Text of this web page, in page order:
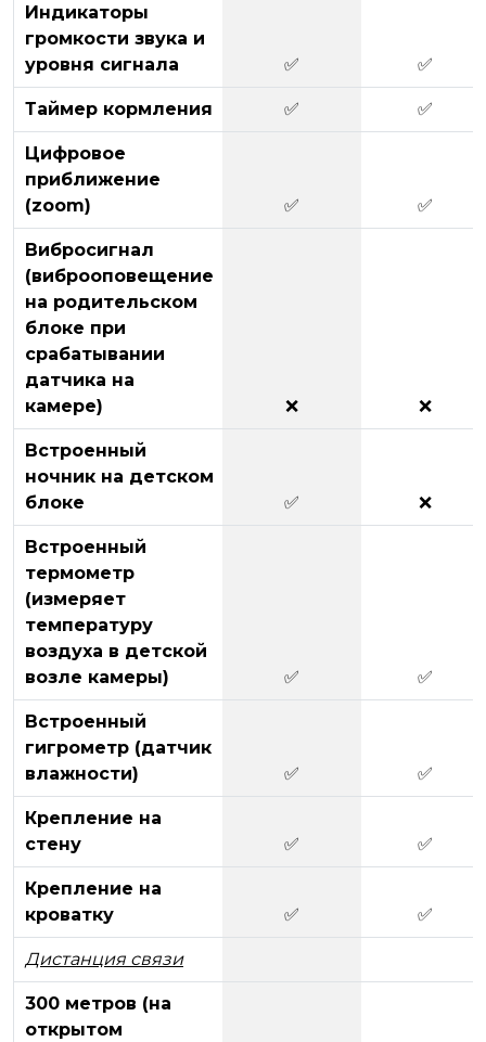
Индикаторы
громкости звука и
уровня сигнала
✅ ✅
Таймер кормления ✅ ✅
Цифровое
приближение
(zoom)
✅ ✅
Вибросигнал
(виброоповещение
на родительском
блоке при
срабатывании
датчика на
камере)
❌ ❌
Встроенный
ночник на детском
блоке
✅ ❌
Встроенный
термометр
(измеряет
температуру
воздуха в детской
возле камеры)
✅ ✅
Встроенный
гигрометр (датчик
влажности)
✅ ✅
Крепление на
стену
✅ ✅
Крепление на
кроватку
✅ ✅
Дистанция связи
300 метров (на
открытом